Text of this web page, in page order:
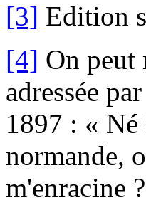
[3] Edition
[4] On peut
adressée
1897 : « Né
normande,
m'enracine